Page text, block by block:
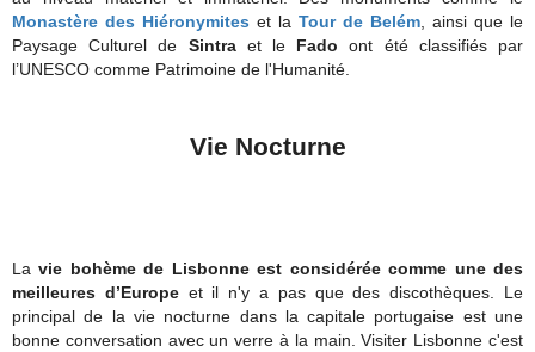
Monastère des Hiéronymites et la Tour de Belém , ainsi que le
Paysage Culturel de Sintraet le Fado ont été classifiés par
l’UNESCO comme Patrimoine de l'Humanité.
Vie Nocturne
Lavie bohème de Lisbonne est considérée comme une des
meilleures d’Europeet il n'y a pas que des discothèques. Le
principal de la vie nocturne dans la capitale portugaise est une
bonne conversation avec un verre à la main. Visiter Lisbonne c'est